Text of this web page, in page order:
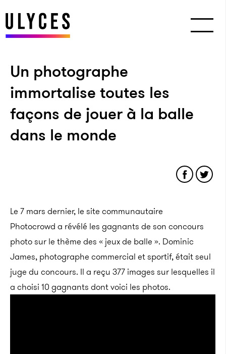
Un photographe
immortalise toutes les
façons de jouer à la balle
dans le monde
Le 7 mars dernier, le site communautaire
Photocrowd a révélé les gagnants de son concours
photo sur le thème des « jeux de balle ». Dominic
James, photographe commercial et sportif, était seul
juge du concours. Il a reçu 377 images sur lesquelles il
a choisi 10 gagnants dont voici les photos.